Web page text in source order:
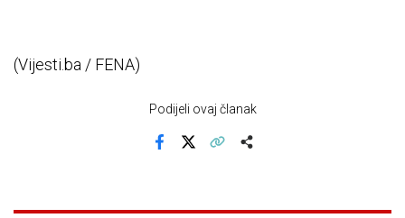
(Vijesti.ba / FENA)
Podijeli ovaj članak